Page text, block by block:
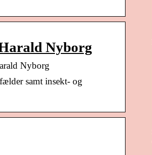
Nyborg
Nyborg
samt insekt- og